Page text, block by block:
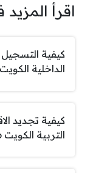
اقرأ
كيفية
الداخلية الكويت 2026
كيفية تجديد
التربية الكويت 2026